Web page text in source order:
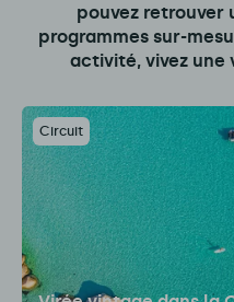
pouvez retrouver
programmes sur-
activité, vivez une
Circuit